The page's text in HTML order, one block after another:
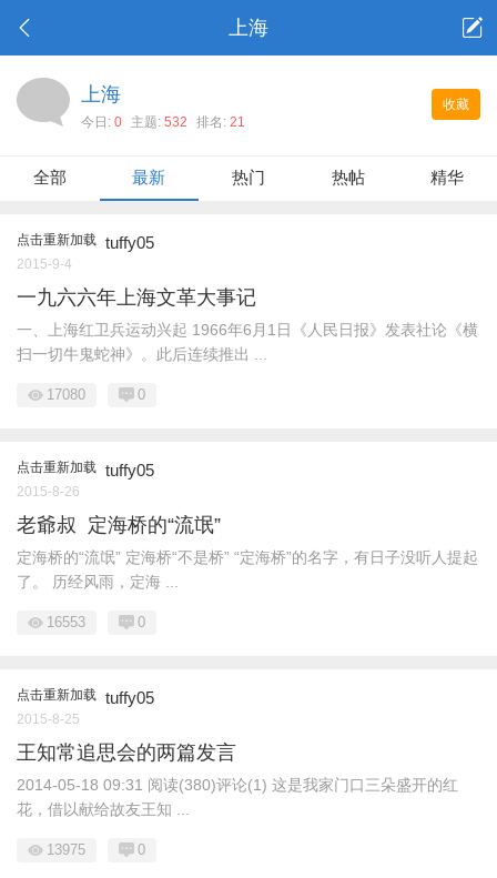
上海
收藏
上海
今日: 0 主题: 532 排名: 21
全部 最新 热门 热帖 精华
点击重新加载 tuffy05
2015-9-4
一九六六年上海文革大事记
一、上海红卫兵运动兴起 1966年6月1日《人民日报》发表社论《横
扫一切牛鬼蛇神》。此后连续推出 ...
17080 0
点击重新加载 tuffy05
2015-8-26
老爺叔 定海桥的“流氓”
定海桥的“流氓” 定海桥“不是桥” “定海桥”的名字，有日子没听人提起
了。 历经风雨，定海 ...
16553 0
点击重新加载 tuffy05
2015-8-25
王知常追思会的两篇发言
2014-05-18 09:31 阅读(380)评论(1) 这是我家门口三朵盛开的红
花，借以献给故友王知 ...
13975 0